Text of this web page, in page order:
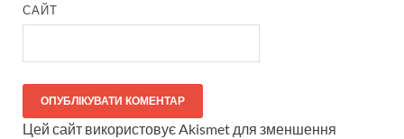
САЙТ
Цей сайт використовує Akismet для зменшення